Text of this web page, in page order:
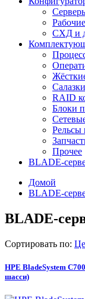
СХД и
RAID
Блоки
Рельсы
Прочее
BLADE-
Домой
BLADE-
BLADE-
Сортировать по:
HPE BladeSystem
шасси)